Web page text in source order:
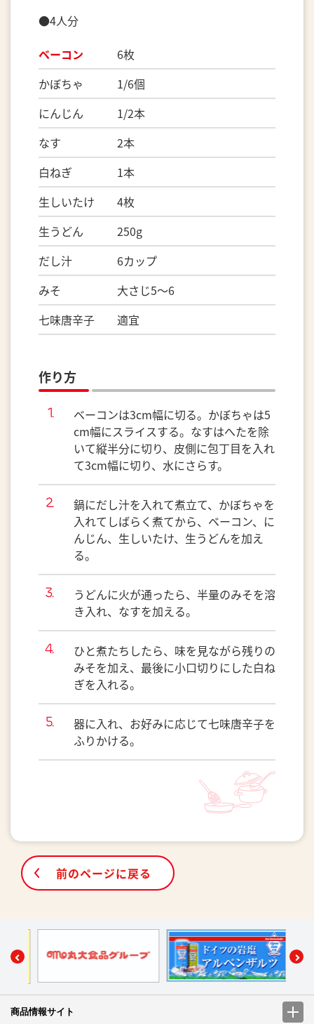
●4人分
ベーコン 6枚
かぼちゃ 1/6個
にんじん 1/2本
なす 2本
白ねぎ 1本
生しいたけ 4枚
生うどん 250g
だし汁 6カップ
みそ 大さじ5～6
七味唐辛子 適宜
作り方
ベーコンは3cm幅に切る。かぼちゃは5
cm幅にスライスする。なすはへたを除
いて縦半分に切り、皮側に包丁目を入れ
て3cm幅に切り、水にさらす。
鍋にだし汁を入れて煮立て、かぼちゃを
入れてしばらく煮てから、ベーコン、に
んじん、生しいたけ、生うどんを加え
る。
うどんに火が通ったら、半量のみそを溶
き入れ、なすを加える。
ひと煮たちしたら、味を見ながら残りの
みそを加え、最後に小口切りにした白ね
ぎを入れる。
器に入れ、お好みに応じて七味唐辛子を
ふりかける。
前のページに戻る
商品情報サイト